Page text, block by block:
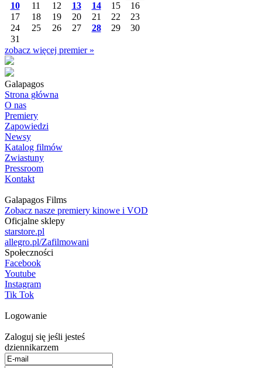
10
11 12 13 14 15
16
17
18 19 20 21 22
23
24
25 26 27 28 29
30
31
zobacz więcej premier »
Galapagos
Strona główna
O nas
Premiery
Zapowiedzi
Newsy
Katalog filmów
Zwiastuny
Pressroom
Kontakt
Galapagos Films
Zobacz nasze premiery kinowe i VOD
Oficjalne sklepy
starstore.pl
allegro.pl/Zafilmowani
Społeczności
Facebook
Youtube
Instagram
Tik Tok
Logowanie
Zaloguj się jeśli jesteś
dziennikarzem